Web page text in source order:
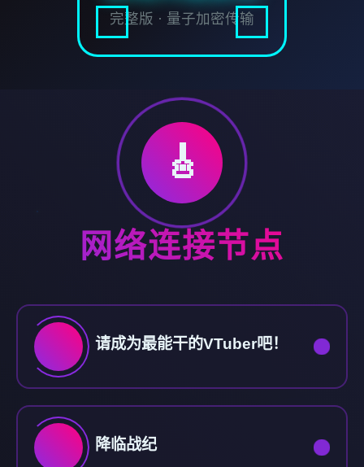
完整版 · 量子加密传输
🎸
网络连接节点
请成为最能干的VTuber吧！
降临战纪